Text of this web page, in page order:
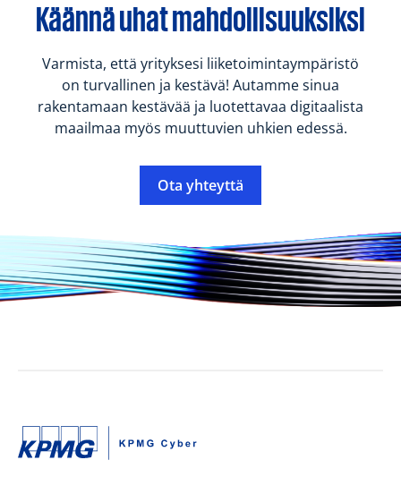
Käännä uhat mahdollisuuksiksi
Varmista, että yrityksesi liiketoimintaympäristö
on turvallinen ja kestävä! Autamme sinua
rakentamaan kestävää ja luotettavaa digitaalista
maailmaa myös muuttuvien uhkien edessä.
Ota yhteyttä